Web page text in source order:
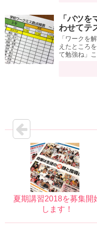
「バツ
わせてテ
「ワークを
えたところ
て勉強ね」
夏期講習2018を募集開
します！